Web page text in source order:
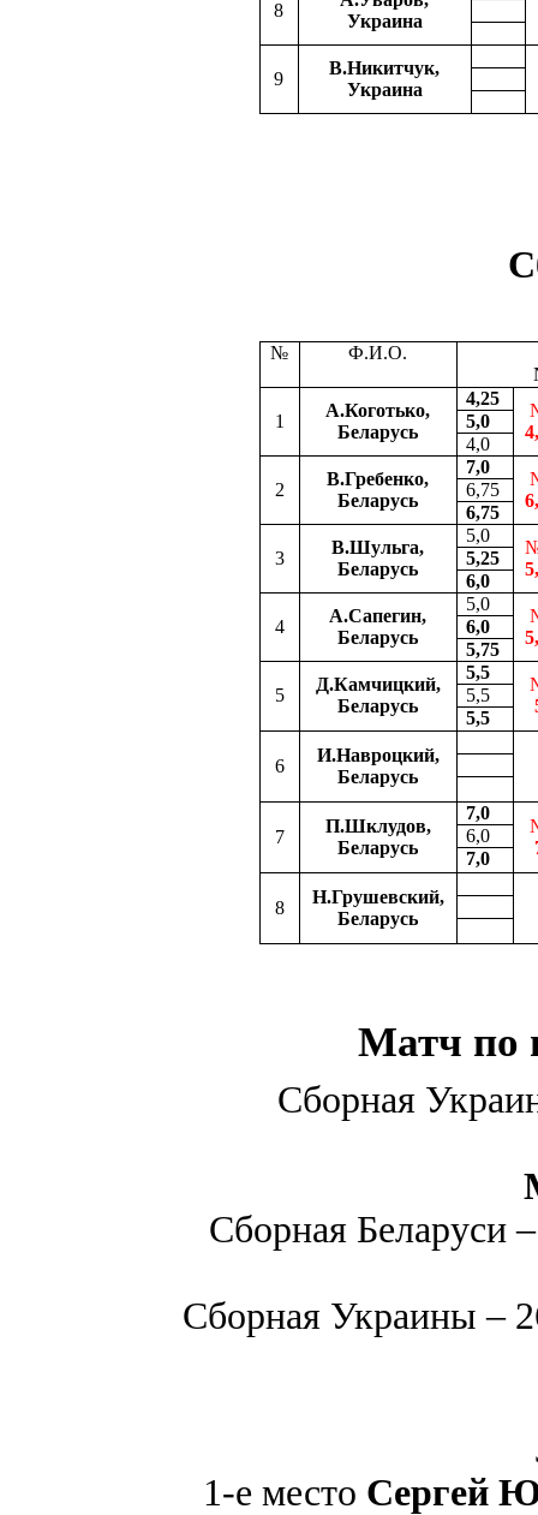
8
Украина
9
В.Никитчук,
Украина
№
Ф.И.О.
1
А.Коготько,
Беларусь
4,25
5,0
4,0
2
В.Гребенко,
Беларусь
7,0
6,75
6,75
3
В.Шульга,
Беларусь
5,0
5,25
6,0
4
А.Сапегин,
Беларусь
5,0
6,0
5,75
5
Д.Камчицкий,
Беларусь
5,5
5,5
5,5
6
И.Навроцкий,
Беларусь
7
П.Шклудов,
Беларусь
7,0
6,0
7,0
8
Н.Грушевский,
Беларусь
Матч по
Сборная
Сборная Беларуси
Сборная Украины –
1-е место Сергей